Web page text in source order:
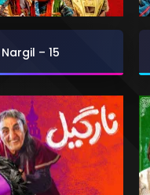
Nargil – 15